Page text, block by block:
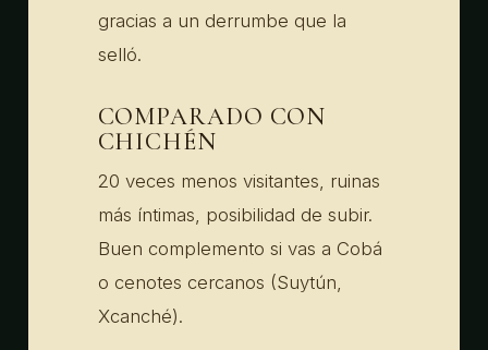
gracias a un derrumbe que la
selló.
COMPARADO CON
CHICHÉN
20 veces menos visitantes, ruinas
más íntimas, posibilidad de subir.
Buen complemento si vas a Cobá
o cenotes cercanos (Suytún,
Xcanché).